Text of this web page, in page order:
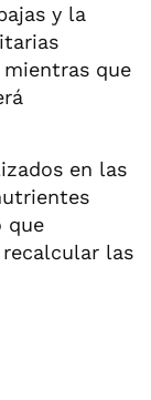
y la
mientras que
en las
que
las